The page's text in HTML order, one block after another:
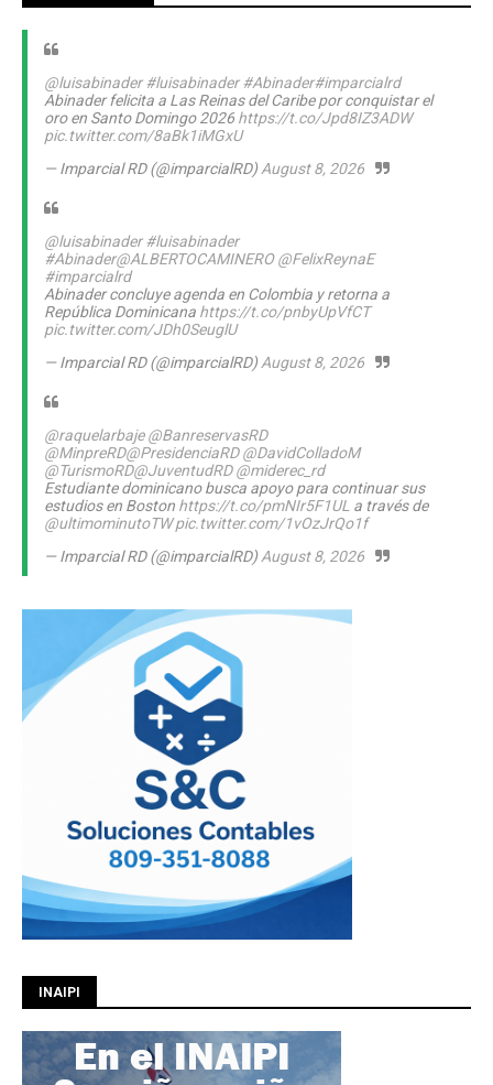
@luisabinader #luisabinader #Abinader#imparcialrd
Abinader felicita a Las Reinas del Caribe por conquistar el
oro en Santo Domingo 2026 https://t.co/Jpd8IZ3ADW
pic.twitter.com/8aBk1iMGxU
— Imparcial RD (@imparcialRD)August 8, 2026
@luisabinader #luisabinader
#Abinader@ALBERTOCAMINERO @FelixReynaE
#imparcialrd
Abinader concluye agenda en Colombia y retorna a
República Dominicana https://t.co/pnbyUpVfCT
pic.twitter.com/JDh0SeuglU
— Imparcial RD (@imparcialRD)August 8, 2026
@raquelarbaje @BanreservasRD
@MinpreRD@PresidenciaRD @DavidColladoM
@TurismoRD@JuventudRD @miderec_rd
Estudiante dominicano busca apoyo para continuar sus
estudios en Boston https://t.co/pmNIr5F1UL a través de
@ultimominutoTW pic.twitter.com/1vOzJrQo1f
— Imparcial RD (@imparcialRD)August 8, 2026
INAIPI